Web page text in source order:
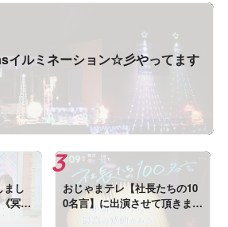
イルミネーション☆彡やってます
まし
界
ー》
おじゃまテレ【社長たちの10
0名言】に出演させて頂きまし